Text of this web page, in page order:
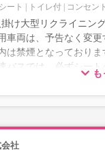
ート トイレ付 コンセント
け大型リクライニン
車両は、予告なく変更
は禁煙となっておりま
バスでは、必ずシート
も
会社